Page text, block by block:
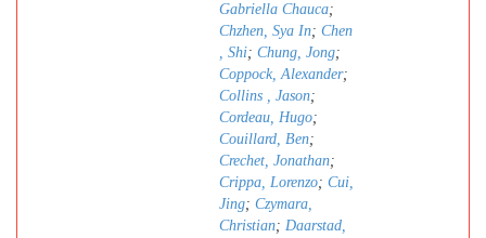
Gabriella Chauca;
Chzhen, Sya In; Chen
, Shi; Chung, Jong;
Coppock, Alexander;
Collins , Jason;
Cordeau, Hugo;
Couillard, Ben;
Crechet, Jonathan;
Crippa, Lorenzo; Cui,
Jing; Czymara,
Christian; Daarstad,